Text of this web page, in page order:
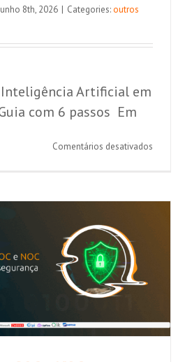
8th, 2026 | Categories:outros
Artificial em
com 6 passos Em
Comentários desativados
Artificial
a segurança